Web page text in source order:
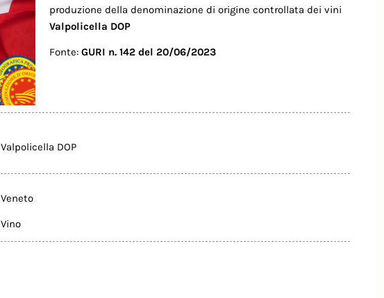
produzione della denominazione di origine controllata dei vini
Valpolicella DOP
Fonte: GURI n. 142 del 20/06/2023
Valpolicella DOP
Veneto
Vino